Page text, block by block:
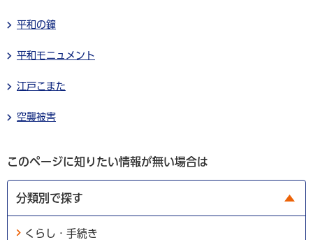
平和の鐘
平和モニュメント
江戸こまた
空襲被害
このページに知りたい情報が無い場合は
分類別で探す
くらし・手続き